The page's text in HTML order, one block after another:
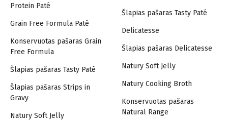
Protein Paté
Grain Free Formula Paté
Konservuotas pašaras Grain
Free Formula
Šlapias pašaras Tasty Paté
Šlapias pašaras Strips in
Gravy
Natury Soft Jelly
Šlapias pašaras Tasty Paté
Delicatesse
Šlapias pašaras Delicatesse
Natury Soft Jelly
Natury Cooking Broth
Konservuotas pašaras
Natural Range